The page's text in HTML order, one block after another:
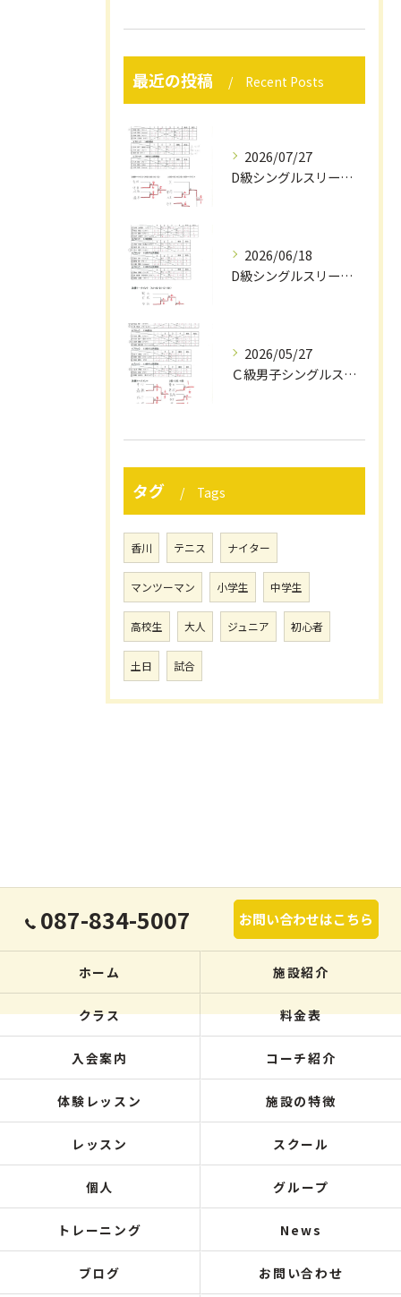
最近の投稿 Recent Posts
2026/07/27
D級シングルスリーグ戦結果（7/12）
2026/06/18
D級シングルスリーグ戦結果（６/1４）
2026/05/27
Ｃ級男子シングルスリーグ戦結果（５/２４）
タグ Tags
香川 テニス ナイター
マンツーマン 小学生 中学生
高校生 大人 ジュニア 初心者
土日 試合
087-834-5007 お問い合わせはこちら
ホーム 施設紹介
クラス 料金表
入会案内 コーチ紹介
体験レッスン 施設の特徴
レッスン スクール
個人 グループ
トレーニング News
ブログ お問い合わせ